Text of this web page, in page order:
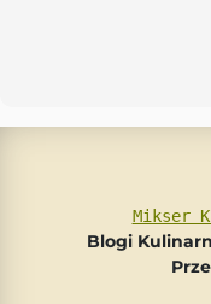
Mikser
Blogi